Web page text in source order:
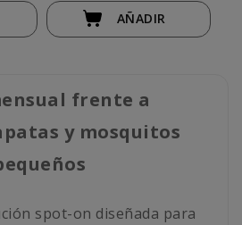
AÑADIR
frente a
y mosquitos
spot-on diseñada para